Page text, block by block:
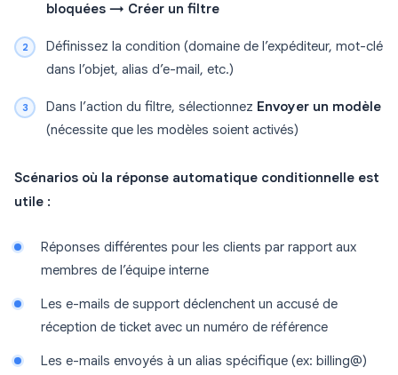
bloquées → Créer un filtre
Définissez la condition (domaine de l’expéditeur, mot-clé
dans l’objet, alias d’e-mail, etc.)
Dans l’action du filtre, sélectionnez Envoyer un modèle
(nécessite que les modèles soient activés)
Scénarios où la réponse automatique conditionnelle est
utile :
Réponses différentes pour les clients par rapport aux
membres de l’équipe interne
Les e-mails de support déclenchent un accusé de
réception de ticket avec un numéro de référence
Les e-mails envoyés à un alias spécifique (ex: billing@)